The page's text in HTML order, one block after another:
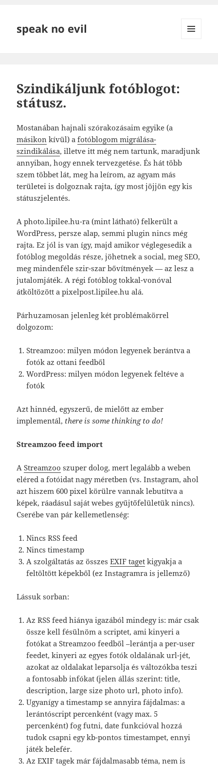
speak no evil
Szindikáljunk fotóblogot:
státusz.
Mostanában hajnali szórakozásaim egyike (a
másikon kívül) afotóblogom migrálása-
szindikálása, illetve itt még nem tartunk, maradjunk
annyiban, hogy ennek tervezgetése. És hát több
szem többet lát, meg ha leírom, az agyam más
területei is dolgoznak rajta, így most jöjjön egy kis
státuszjelentés.
A photo.lipilee.hu-ra (mint látható) felkerült a
WordPress, persze alap, semmi plugin nincs még
rajta. Ez jól is van így, majd amikor véglegesedik a
fotóblog megoldás része, jöhetnek a social, meg SEO,
meg mindenféle szir-szar bővítmények — az lesz a
jutalomjáték. A régi fotóblog tokkal-vonóval
átköltözött a pixelpost.lipilee.hu alá.
Párhuzamosan jelenleg két problémakörrel
dolgozom:
Streamzoo: milyen módon legyenek berántva a
fotók az ottani feedből
WordPress: milyen módon legyenek feltéve a
fotók
Azt hinnéd, egyszerű, de mielőtt az ember
implementál, there is some thinking to do!
Streamzoo feed import
AStreamzoo szuper dolog, mert legalább a weben
eléred a fotóidat nagy méretben (vs. Instagram, ahol
azt hiszem 600 pixel körülre vannak lebutítva a
képek, ráadásul saját webes gyűjtőfelületük nincs).
Cserébe van pár kellemetlenség:
Nincs RSS feed
Nincs timestamp
A szolgáltatás az összesEXIF taget kigyakja a
feltöltött képekből (ez Instagramra is jellemző)
Lássuk sorban:
Az RSS feed hiánya igazából mindegy is: már csak
össze kell fésülnöm a scriptet, ami kinyeri a
fotókat a Streamzoo feedből –lerántja a per-user
feedet, kinyeri az egyes fotók oldalának url-jét,
azokat az oldalakat leparsolja és változókba teszi
a fontosabb infókat (jelen állás szerint: title,
description, large size photo url, photo info).
Ugyanígy a timestamp se annyira fájdalmas: a
lerántóscript percenként (vagy max. 5
percenként) fog futni, date funkcióval hozzá
tudok csapni egy kb-pontos timestampet, ennyi
játék belefér.
Az EXIF tagek már fájdalmasabb téma, nem is